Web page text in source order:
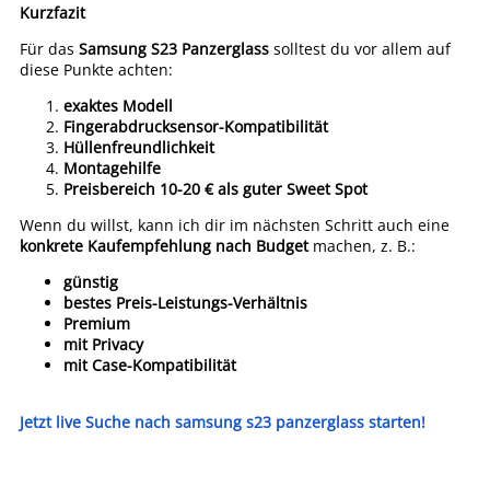
Kurzfazit
Für das Samsung S23 Panzerglass solltest du vor allem auf
diese Punkte achten:
exaktes Modell
Fingerabdrucksensor-Kompatibilität
Hüllenfreundlichkeit
Montagehilfe
Preisbereich 10-20 € als guter Sweet Spot
Wenn du willst, kann ich dir im nächsten Schritt auch eine
konkrete Kaufempfehlung nach Budgetmachen, z. B.:
günstig
bestes Preis-Leistungs-Verhältnis
Premium
mit Privacy
mit Case-Kompatibilität
Jetzt live Suche nach samsung s23 panzerglass starten!